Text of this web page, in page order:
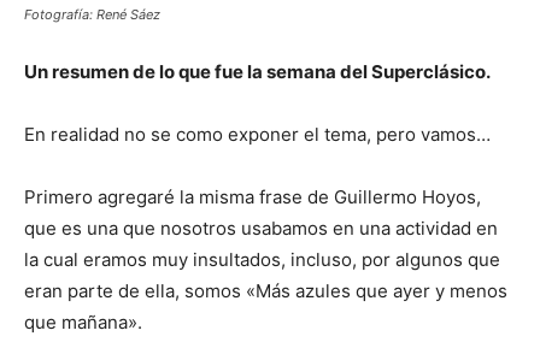
Fotografía: René Sáez
Un resumen de lo que fue la semana del Superclásico.
En realidad no se como exponer el tema, pero vamos…
Primero agregaré la misma frase de Guillermo Hoyos,
que es una que nosotros usabamos en una actividad en
la cual eramos muy insultados, incluso, por algunos que
eran parte de ella, somos «Más azules que ayer y menos
que mañana».